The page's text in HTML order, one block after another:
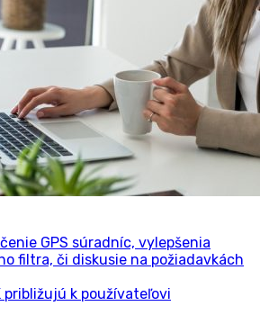
GPS súradníc, vylepšenia
filtra, či diskusie na požiadavkách
približujú k používateľovi